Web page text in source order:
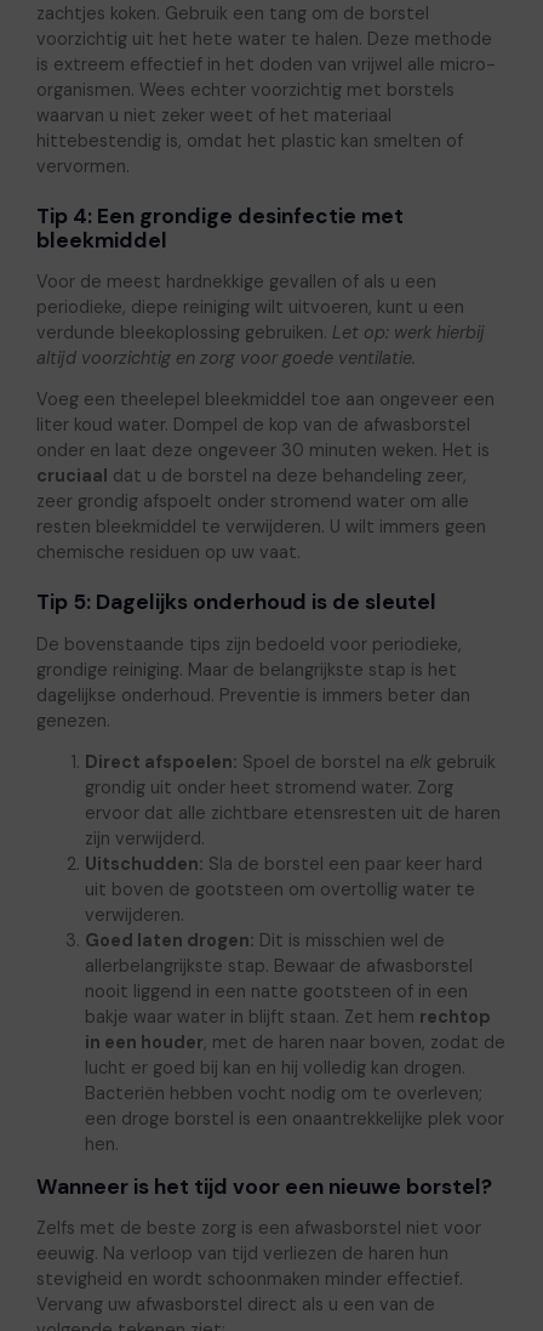
zachtjes koken. Gebruik een tang om de borstel
voorzichtig uit het hete water te halen. Deze methode
is extreem effectief in het doden van vrijwel alle micro-
organismen. Wees echter voorzichtig met borstels
waarvan u niet zeker weet of het materiaal
hittebestendig is, omdat het plastic kan smelten of
vervormen.
Tip 4: Een grondige desinfectie met
bleekmiddel
Voor de meest hardnekkige gevallen of als u een
periodieke, diepe reiniging wilt uitvoeren, kunt u een
verdunde bleekoplossing gebruiken. Let op: werk hierbij
altijd voorzichtig en zorg voor goede ventilatie.
Voeg een theelepel bleekmiddel toe aan ongeveer een
liter koud water. Dompel de kop van de afwasborstel
onder en laat deze ongeveer 30 minuten weken. Het is
cruciaal dat u de borstel na deze behandeling zeer,
zeer grondig afspoelt onder stromend water om alle
resten bleekmiddel te verwijderen. U wilt immers geen
chemische residuen op uw vaat.
Tip 5: Dagelijks onderhoud is de sleutel
De bovenstaande tips zijn bedoeld voor periodieke,
grondige reiniging. Maar de belangrijkste stap is het
dagelijkse onderhoud. Preventie is immers beter dan
genezen.
Direct afspoelen: Spoel de borstel na elkgebruik
grondig uit onder heet stromend water. Zorg
ervoor dat alle zichtbare etensresten uit de haren
zijn verwijderd.
Uitschudden: Sla de borstel een paar keer hard
uit boven de gootsteen om overtollig water te
verwijderen.
Goed laten drogen: Dit is misschien wel de
allerbelangrijkste stap. Bewaar de afwasborstel
nooit liggend in een natte gootsteen of in een
bakje waar water in blijft staan. Zet hem rechtop
in een houder, met de haren naar boven, zodat de
lucht er goed bij kan en hij volledig kan drogen.
Bacteriën hebben vocht nodig om te overleven;
een droge borstel is een onaantrekkelijke plek voor
hen.
Wanneer is het tijd voor een nieuwe borstel?
Zelfs met de beste zorg is een afwasborstel niet voor
eeuwig. Na verloop van tijd verliezen de haren hun
stevigheid en wordt schoonmaken minder effectief.
Vervang uw afwasborstel direct als u een van de